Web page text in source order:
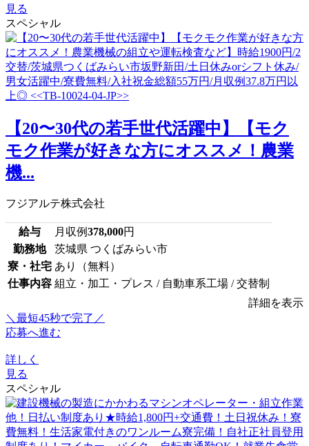
見る
スペシャル
【20〜30代の若手世代活躍中】【モク
モク作業が好きな方にオススメ！農業
機...
フジアルテ株式会社
給与 月収例378,000円
勤務地
茨城県 つくばみらい市
寮・社宅 あり（無料）
仕事内容 組立・加工・プレス / 自動車系工場 / 交替制
詳細を表示
＼最短45秒で完了／
応募へ進む
詳しく
見る
スペシャル